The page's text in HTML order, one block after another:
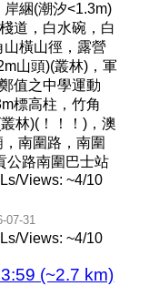
綑(潮汐<1.3m)
道，白水碗，白
山橫山徑，露營
山頭)(叢林)，軍
值之中學運動
標高柱，竹角
林)(！！！)，澳
南圍路，南圍
公路南圍巴士站
Views: ~4/10
07-31
Views: ~4/10
(~2.7 km)